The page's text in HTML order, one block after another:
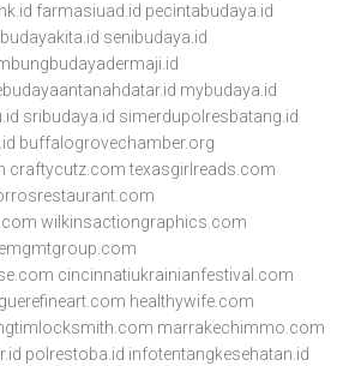
farmasiuad.id pecintabudaya.id
budayakita.id senibudaya.id
mybudaya.id
sribudaya.id simerdupolresbatang.id
buffalogrovechamber.org
craftycutz.com texasgirlreads.com
wilkinsactiongraphics.com
cincinnatiukrainianfestival.com
healthywife.com
marrakechimmo.com
polrestoba.id infotentangkesehatan.id